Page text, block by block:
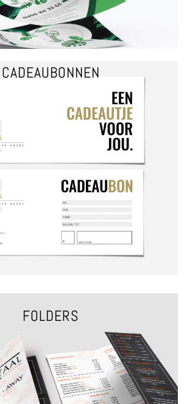
CADEAUBONNEN
CADEAUBONNEN
FOLDERS
VRAAG EEN OFFERTE